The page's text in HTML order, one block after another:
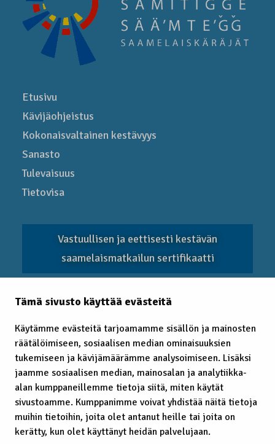
Tämä sivusto käyttää evästeitä
Käytämme evästeitä tarjoamamme sisällön ja mainosten
räätälöimiseen, sosiaalisen median ominaisuuksien
tukemiseen ja kävijämäärämme analysoimiseen. Lisäksi
jaamme sosiaalisen median, mainosalan ja analytiikka-
alan kumppaneillemme tietoja siitä, miten käytät
sivustoamme. Kumppanimme voivat yhdistää näitä tietoja
muihin tietoihin, joita olet antanut heille tai joita on
kerätty, kun olet käyttänyt heidän palvelujaan.
Etusivu
Kävijäohjeistus
Kokonais­valtainen kestävyys
Sanasto
Tulevaisuus
Tietovisa
Vastuullisen ja eettisesti kestävän
saamelaismatkailun sertifikaatti
EITC 2025
© 2025 Saamelaismatkailu, kaikki oikeudet
pidätetään.